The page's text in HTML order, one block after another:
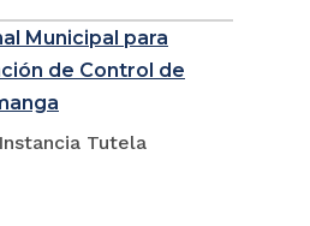
Municipal para
de Control de
Tutela